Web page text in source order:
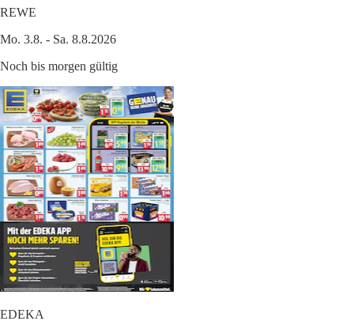
REWE
Mo. 3.8. - Sa. 8.8.2026
Noch bis morgen gültig
EDEKA